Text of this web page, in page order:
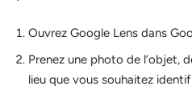
Ouvrez Google Lens dans
Prenez une photo de l’objet,
lieu que vous souhaitez